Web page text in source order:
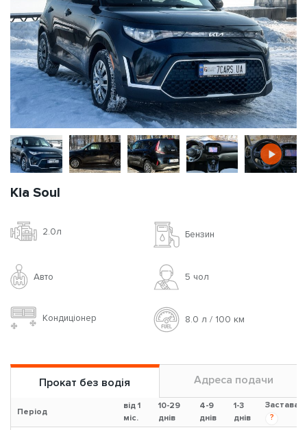
Kia Soul
2.0л Бензин
Авто 5 чoл
Кондиціонер 8.0 л / 100 км
Прокат без водія Адреса подачи
Період
від 1
міс.
10-29
днів
4-9
днів
1-3
днів
Застава
?